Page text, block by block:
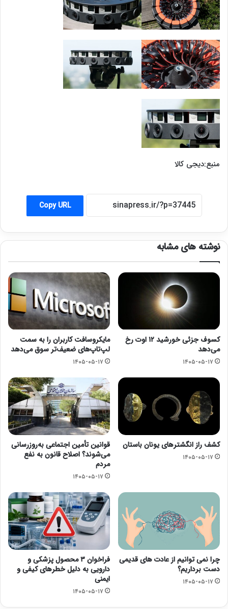
منبع:دیجی کالا
Copy URL
نوشته های مشابه
کسوف جزئی خورشید ۱۲ اوت رخ
می‌دهد
۱۴۰۵-۰۵-۱۷
مایکروسافت کاربران را به سمت
لپ‌تاپ‌های ضعیف‌تر سوق می‌دهد
۱۴۰۵-۰۵-۱۷
کشف راز انگشترهای یونان باستان
۱۴۰۵-۰۵-۱۷
قوانین تأمین اجتماعی به‌روزرسانی
می‌شوند؟ اصلاح قانون به نفع
مردم
۱۴۰۵-۰۵-۱۷
چرا نمی توانیم از عادت های قدیمی
دست برداریم؟
۱۴۰۵-۰۵-۱۷
فراخوان ۳ محصول پزشکی و
دارویی به دلیل خطرهای کیفی و
ایمنی
۱۴۰۵-۰۵-۱۷